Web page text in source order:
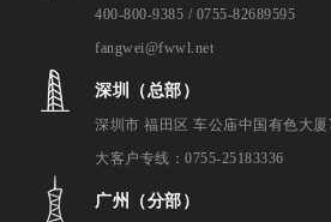
400-800-9385 / 0755-82689595
fangwei@fwwl.net
深圳（总部）
深圳市 福田区 车公庙中国有色大厦
大客户专线：0755-25183336
广州（分部）